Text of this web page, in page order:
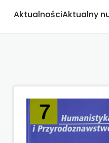
AktualnościAktualny